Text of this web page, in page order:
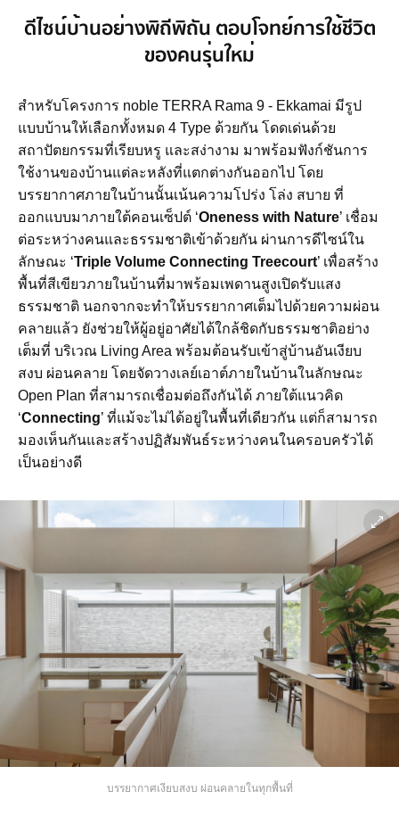
ดีไซน์บ้านอย่างพิถีพิถัน ตอบโจทย์การใช้ชีวิต
ของคนรุ่นใหม่
สำหรับโครงการ noble TERRA Rama 9 - Ekkamai มีรูป
แบบบ้านให้เลือกทั้งหมด 4 Type ด้วยกัน โดดเด่นด้วย
สถาปัตยกรรมที่เรียบหรู และสง่างาม มาพร้อมฟังก์ชันการ
ใช้งานของบ้านแต่ละหลังที่แตกต่างกันออกไป โดย
บรรยากาศภายในบ้านนั้นเน้นความโปร่ง โล่ง สบาย ที่
ออกแบบมาภายใต้คอนเซ็ปต์ ‘Oneness with Nature’ เชื่อม
ต่อระหว่างคนและธรรมชาติเข้าด้วยกัน ผ่านการดีไซน์ใน
ลักษณะ ‘Triple Volume Connecting Treecourt’ เพื่อสร้าง
พื้นที่สีเขียวภายในบ้านที่มาพร้อมเพดานสูงเปิดรับแสง
ธรรมชาติ นอกจากจะทำให้บรรยากาศเต็มไปด้วยความผ่อน
คลายแล้ว ยังช่วยให้ผู้อยู่อาศัยได้ใกล้ชิดกับธรรมชาติอย่าง
เต็มที่ บริเวณ Living Area พร้อมต้อนรับเข้าสู่บ้านอันเงียบ
สงบ ผ่อนคลาย โดยจัดวางเลย์เอาต์ภายในบ้านในลักษณะ
Open Plan ที่สามารถเชื่อมต่อถึงกันได้ ภายใต้แนวคิด
‘Connecting’ ที่แม้จะไม่ได้อยู่ในพื้นที่เดียวกัน แต่ก็สามารถ
มองเห็นกันและสร้างปฏิสัมพันธ์ระหว่างคนในครอบครัวได้
เป็นอย่างดี
บรรยากาศเงียบสงบ ผ่อนคลายในทุกพื้นที่